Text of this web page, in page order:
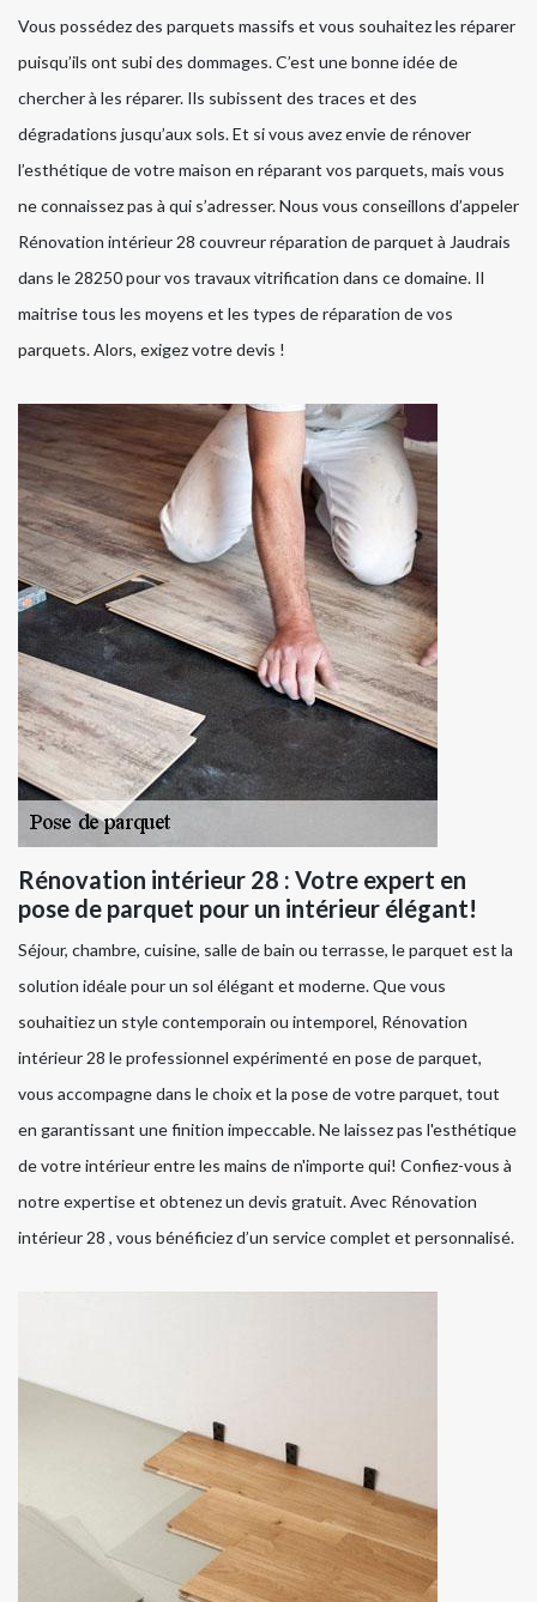
Vous possédez des parquets massifs et vous souhaitez les réparer
puisqu’ils ont subi des dommages. C’est une bonne idée de
chercher à les réparer. Ils subissent des traces et des
dégradations jusqu’aux sols. Et si vous avez envie de rénover
l’esthétique de votre maison en réparant vos parquets, mais vous
ne connaissez pas à qui s’adresser. Nous vous conseillons d’appeler
Rénovation intérieur 28 couvreur réparation de parquet à Jaudrais
dans le 28250 pour vos travaux vitrification dans ce domaine. Il
maitrise tous les moyens et les types de réparation de vos
parquets. Alors, exigez votre devis !
Rénovation intérieur 28 : Votre expert en
pose de parquet pour un intérieur élégant!
Séjour, chambre, cuisine, salle de bain ou terrasse, le parquet est la
solution idéale pour un sol élégant et moderne. Que vous
souhaitiez un style contemporain ou intemporel, Rénovation
intérieur 28 le professionnel expérimenté en pose de parquet,
vous accompagne dans le choix et la pose de votre parquet, tout
en garantissant une finition impeccable. Ne laissez pas l'esthétique
de votre intérieur entre les mains de n'importe qui! Confiez-vous à
notre expertise et obtenez un devis gratuit. Avec Rénovation
intérieur 28 , vous bénéficiez d’un service complet et personnalisé.